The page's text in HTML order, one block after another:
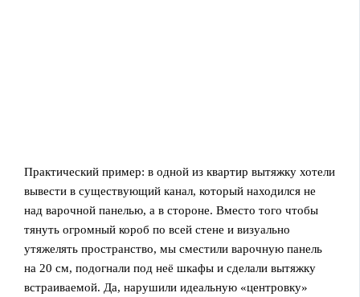
Практический пример: в одной из квартир вытяжку хотели
вывести в существующий канал, который находился не
над варочной панелью, а в стороне. Вместо того чтобы
тянуть огромный короб по всей стене и визуально
утяжелять пространство, мы сместили варочную панель
на 20 см, подогнали под неё шкафы и сделали вытяжку
встраиваемой. Да, нарушили идеальную «центровку»